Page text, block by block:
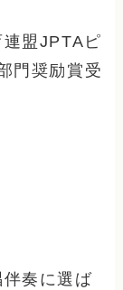
盟JPTAピ
門奨励賞受
奏に選ば